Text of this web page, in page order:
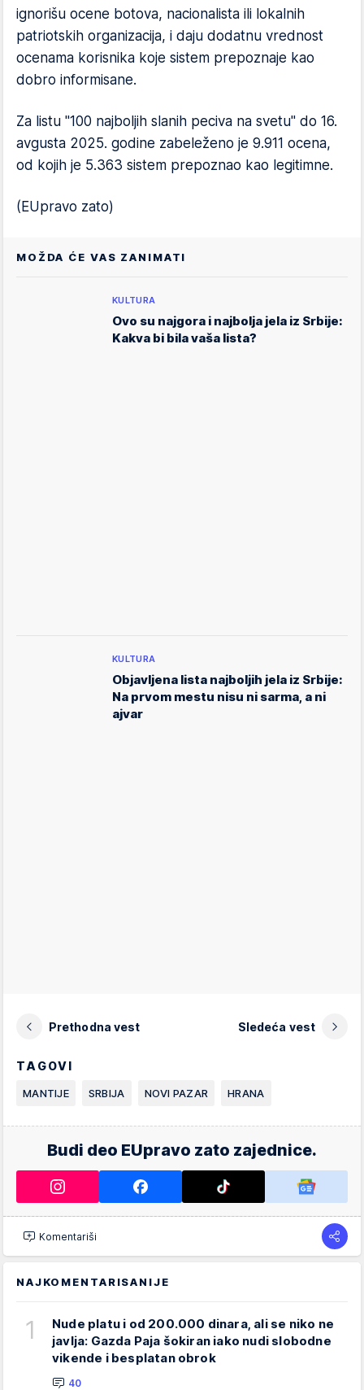
ignorišu ocene botova, nacionalista ili lokalnih
patriotskih organizacija, i daju dodatnu vrednost
ocenama korisnika koje sistem prepoznaje kao
dobro informisane.
Za listu "100 najboljih slanih peciva na svetu" do 16.
avgusta 2025. godine zabeleženo je 9.911 ocena,
od kojih je 5.363 sistem prepoznao kao legitimne.
(EUpravo zato)
MOŽDA ĆE VAS ZANIMATI
KULTURA
Ovo su najgora i najbolja jela iz Srbije:
Kakva bi bila vaša lista?
KULTURA
Objavljena lista najboljih jela iz Srbije:
Na prvom mestu nisu ni sarma, a ni
ajvar
Prethodna vest Sledeća vest
TAGOVI
MANTIJE SRBIJA NOVI PAZAR HRANA
Budi deo EUpravo zato zajednice.
Komentariši
NAJKOMENTARISANIJE
1
Nude platu i od 200.000 dinara, ali se niko ne
javlja: Gazda Paja šokiran iako nudi slobodne
vikende i besplatan obrok
40